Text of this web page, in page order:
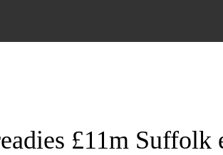
£11m Suffolk